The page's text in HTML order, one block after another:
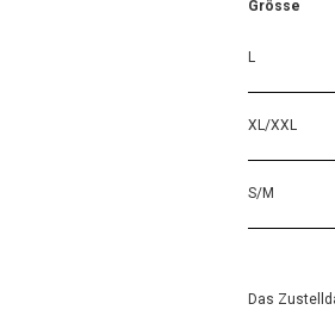
Grösse
L
XL/XXL
S/M
Das